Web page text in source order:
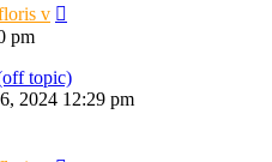
v
pm
topic)
2024 12:29 pm